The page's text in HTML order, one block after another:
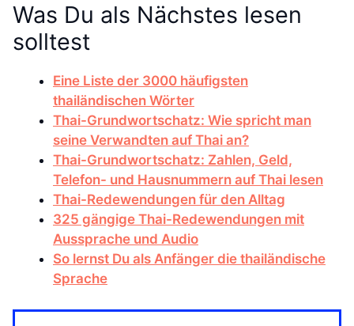
Was Du als Nächstes lesen
solltest
Eine Liste der 3000 häufigsten
thailändischen Wörter
Thai-Grundwortschatz: Wie spricht man
seine Verwandten auf Thai an?
Thai-Grundwortschatz: Zahlen, Geld,
Telefon- und Hausnummern auf Thai lesen
Thai-Redewendungen für den Alltag
325 gängige Thai-Redewendungen mit
Aussprache und Audio
So lernst Du als Anfänger die thailändische
Sprache